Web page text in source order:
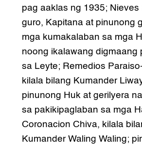
pag aaklas ng 1935; Nieves
guro, Kapitana at pinunong
mga kumakalaban sa mga
noong ikalawang digmaang
sa Leyte; Remedios
kilala bilang Kumander
pinunong Huk at gerilyera
sa pakikipaglaban sa mga
Coronacion Chiva, kilala
Kumander Waling Waling;